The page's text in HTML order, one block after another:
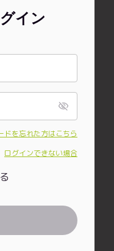
イン
ドを忘れた方はこちら
ログインできない場合